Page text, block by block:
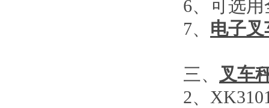
6、可选
7、 电子
三、 叉车
2、